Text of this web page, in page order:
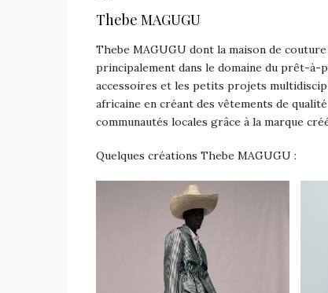
Thebe MAGUGU
Thebe MAGUGU dont la maison de
principalement dans le domaine du prêt-
accessoires et les petits projets
africaine en créant des vêtements de
communautés locales grâce à la marque
Quelques créations Thebe MAGUGU :